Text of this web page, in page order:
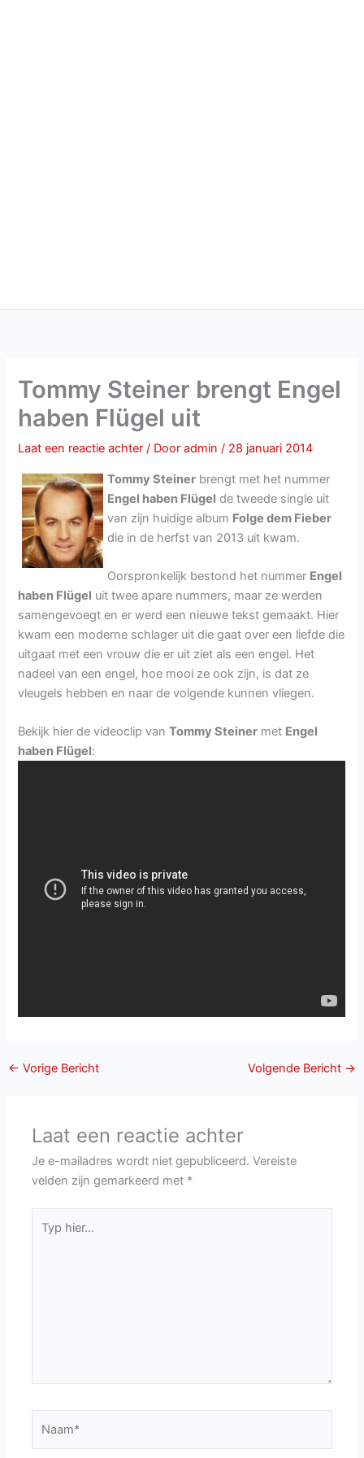
Tommy Steiner brengt Engel
haben Flügel uit
Laat een reactie achter / Dooradmin/ 28 januari 2014
Tommy Steiner brengt met het nummer
Engel haben Flügel de tweede single uit
van zijn huidige album Folge dem Fieber
die in de herfst van 2013 uit kwam.
Oorspronkelijk bestond het nummer Engel
haben Flügel uit twee apare nummers, maar ze werden
samengevoegt en er werd een nieuwe tekst gemaakt. Hier
kwam een moderne schlager uit die gaat over een liefde die
uitgaat met een vrouw die er uit ziet als een engel. Het
nadeel van een engel, hoe mooi ze ook zijn, is dat ze
vleugels hebben en naar de volgende kunnen vliegen.
Bekijk hier de videoclip vanTommy Steiner met Engel
haben Flügel:
← Vorige Bericht Volgende Bericht →
Laat een reactie achter
Je e-mailadres wordt niet gepubliceerd. Vereiste
velden zijn gemarkeerd met *
hier...